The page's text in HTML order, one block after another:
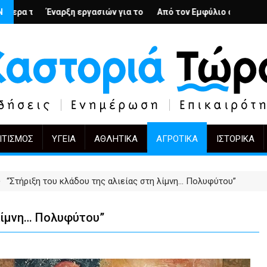
Ο Άρμιν Βέγκνερ απέναντι στη λήθη
για το Κέντρο Ημέρας Ολικής Φροντίδας στην Καστοριά
Από τον Εμφύλιο στην Πόλωση: το ίδιο έργο,
KIFF 51: Η εικόνα μετά
ΥΓΕΊΑ ΑΘΛΗΤΙΚΆ ΑΓΡΟΤΙΚΆ ΙΣΤΟΡΙΚΆ
“Στήριξη του κλάδου της αλιείας στη λίμνη… Πολυφύτου”
Πολυφύτου”